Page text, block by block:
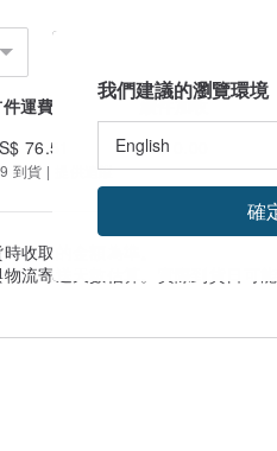
種味道. 如果介意, 可以使用銅油
會有自帶的鏽點跟紋路唷! 但是
結尾，因此線的邊位或有小許變暗
會有冰裂紋或棉霧等自然現象。
而有色差。
[順豐速運服務中心] / [順便智能
運費
續件加收
76.51
US$ 0.00
到貨 | 提供追蹤
收取的金額為準。
流寄送天數估算。實際到貨日可能
我們建議的瀏覽環境
確